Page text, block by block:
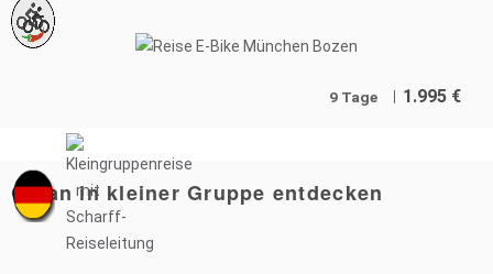
9 Tage 1.995 €
Oman in kleiner Gruppe entdecken